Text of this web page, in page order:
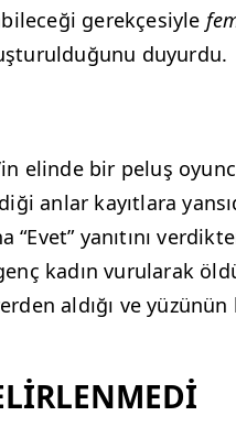
gerekçesiyle
duyurdu.
elinde bir peluş
anlar kayıtlara
“Evet” yanıtını
kadın vurularak
aldığı ve yüzünün